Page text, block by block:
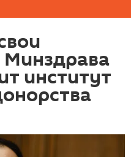
Минздрава
институт